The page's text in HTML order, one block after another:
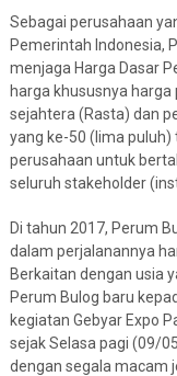
Sebagai perusahaan
Pemerintah Indonesia,
menjaga Harga Dasar
harga khususnya
sejahtera (Rasta) dan
yang ke-50 (lima
perusahaan untuk
seluruh stakeholder
Di tahun 2017, Perum
dalam perjalanannya
Berkaitan dengan usia
Perum Bulog baru
kegiatan Gebyar Expo
sejak Selasa pagi (09/
dengan segala macam